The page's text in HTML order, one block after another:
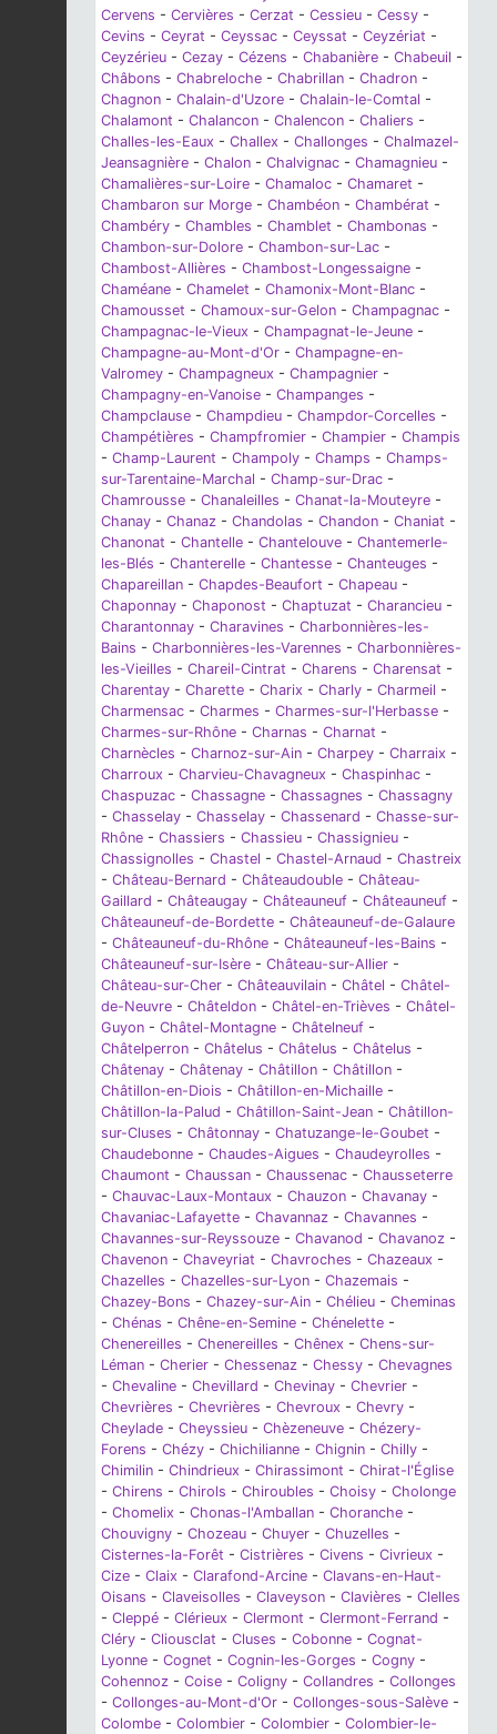
Cervens - Cervières - Cerzat - Cessieu - Cessy -
Cevins - Ceyrat - Ceyssac - Ceyssat - Ceyzériat -
Ceyzérieu - Cezay - Cézens - Chabanière - Chabeuil -
Châbons - Chabreloche - Chabrillan - Chadron -
Chagnon - Chalain-d'Uzore - Chalain-le-Comtal -
Chalamont - Chalancon - Chalencon - Chaliers -
Challes-les-Eaux - Challex - Challonges - Chalmazel-
Jeansagnière - Chalon - Chalvignac - Chamagnieu -
Chamalières-sur-Loire - Chamaloc - Chamaret -
Chambaron sur Morge - Chambéon - Chambérat -
Chambéry - Chambles - Chamblet - Chambonas -
Chambon-sur-Dolore - Chambon-sur-Lac -
Chambost-Allières - Chambost-Longessaigne -
Chaméane - Chamelet - Chamonix-Mont-Blanc -
Chamousset - Chamoux-sur-Gelon - Champagnac -
Champagnac-le-Vieux - Champagnat-le-Jeune -
Champagne-au-Mont-d'Or - Champagne-en-
Valromey - Champagneux - Champagnier -
Champagny-en-Vanoise - Champanges -
Champclause - Champdieu - Champdor-Corcelles -
Champétières - Champfromier - Champier - Champis
- Champ-Laurent - Champoly - Champs - Champs-
sur-Tarentaine-Marchal - Champ-sur-Drac -
Chamrousse - Chanaleilles - Chanat-la-Mouteyre -
Chanay - Chanaz - Chandolas - Chandon - Chaniat -
Chanonat - Chantelle - Chantelouve - Chantemerle-
les-Blés - Chanterelle - Chantesse - Chanteuges -
Chapareillan - Chapdes-Beaufort - Chapeau -
Chaponnay - Chaponost - Chaptuzat - Charancieu -
Charantonnay - Charavines - Charbonnières-les-
Bains - Charbonnières-les-Varennes - Charbonnières-
les-Vieilles - Chareil-Cintrat - Charens - Charensat -
Charentay - Charette - Charix - Charly - Charmeil -
Charmensac - Charmes - Charmes-sur-l'Herbasse -
Charmes-sur-Rhône - Charnas - Charnat -
Charnècles - Charnoz-sur-Ain - Charpey - Charraix -
Charroux - Charvieu-Chavagneux - Chaspinhac -
Chaspuzac - Chassagne - Chassagnes - Chassagny
- Chasselay - Chasselay - Chassenard - Chasse-sur-
Rhône - Chassiers - Chassieu - Chassignieu -
Chassignolles - Chastel - Chastel-Arnaud - Chastreix
- Château-Bernard - Châteaudouble - Château-
Gaillard - Châteaugay - Châteauneuf - Châteauneuf -
Châteauneuf-de-Bordette - Châteauneuf-de-Galaure
- Châteauneuf-du-Rhône - Châteauneuf-les-Bains -
Châteauneuf-sur-Isère - Château-sur-Allier -
Château-sur-Cher - Châteauvilain - Châtel - Châtel-
de-Neuvre - Châteldon - Châtel-en-Trièves - Châtel-
Guyon - Châtel-Montagne - Châtelneuf -
Châtelperron - Châtelus - Châtelus - Châtelus -
Châtenay - Châtenay - Châtillon - Châtillon -
Châtillon-en-Diois - Châtillon-en-Michaille -
Châtillon-la-Palud - Châtillon-Saint-Jean - Châtillon-
sur-Cluses - Châtonnay - Chatuzange-le-Goubet -
Chaudebonne - Chaudes-Aigues - Chaudeyrolles -
Chaumont - Chaussan - Chaussenac - Chausseterre
- Chauvac-Laux-Montaux - Chauzon - Chavanay -
Chavaniac-Lafayette - Chavannaz - Chavannes -
Chavannes-sur-Reyssouze - Chavanod - Chavanoz -
Chavenon - Chaveyriat - Chavroches - Chazeaux -
Chazelles - Chazelles-sur-Lyon - Chazemais -
Chazey-Bons - Chazey-sur-Ain - Chélieu - Cheminas
- Chénas - Chêne-en-Semine - Chénelette -
Chenereilles - Chenereilles - Chênex - Chens-sur-
Léman - Cherier - Chessenaz - Chessy - Chevagnes
- Chevaline - Chevillard - Chevinay - Chevrier -
Chevrières - Chevrières - Chevroux - Chevry -
Cheylade - Cheyssieu - Chèzeneuve - Chézery-
Forens - Chézy - Chichilianne - Chignin - Chilly -
Chimilin - Chindrieux - Chirassimont - Chirat-l'Église
- Chirens - Chirols - Chiroubles - Choisy - Cholonge
- Chomelix - Chonas-l'Amballan - Choranche -
Chouvigny - Chozeau - Chuyer - Chuzelles -
Cisternes-la-Forêt - Cistrières - Civens - Civrieux -
Cize - Claix - Clarafond-Arcine - Clavans-en-Haut-
Oisans - Claveisolles - Claveyson - Clavières - Clelles
- Cleppé - Clérieux - Clermont - Clermont-Ferrand -
Cléry - Cliousclat - Cluses - Cobonne - Cognat-
Lyonne - Cognet - Cognin-les-Gorges - Cogny -
Cohennoz - Coise - Coligny - Collandres - Collonges
- Collonges-au-Mont-d'Or - Collonges-sous-Salève -
Colombe - Colombier - Colombier - Colombier-le-